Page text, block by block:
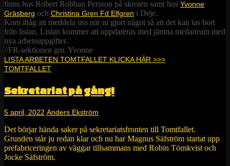
finns hos Robert Robban Persson på skroten samt hos Yvonne
Gräsberg och Christina Gren Fd Elfgren i Deje.
Kom ihåg att meddela oss när ni gjort något så att det kan tas bort
från listan. Listan kommer att uppdateras med jämna mellanrum med
nya arbetsuppgifter.
//FR-sektionen gm. Yvonne
LISTA ARBETEN TOMTFALLET KLICKA HÄR >>>
TOMTFALLET
Sekretariat på gång!
5 april, 2022 Anders Ekström
Det börjar hända saker på sekretariatsfronten till Tomtfallet.
Grunden står ju redan klar och nu har Magnus Säfström startat upp
prefabriceringen av väggar tillsammans med Robin Törnkvist och
Jocke Säfström.